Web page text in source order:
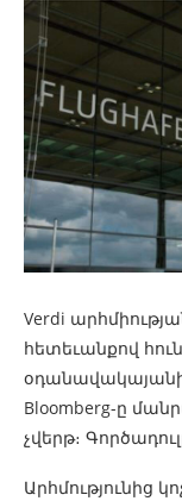
Verdi
հետեւանքով
օդանավակայանի
Bloomberg-ը
չվերթ։
Արհմությունից